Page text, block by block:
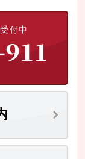
付中